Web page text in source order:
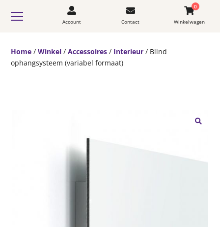
Account Contact
0
Winkelwagen
Home /Winkel /Accessoires / Interieur / Blind
ophangsysteem (variabel formaat)